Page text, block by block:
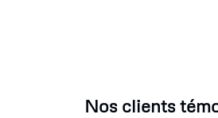
Nos clients